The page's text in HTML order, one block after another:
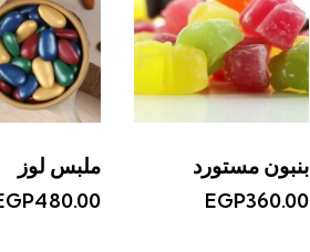
بنبون مستورد
EGP360.00
ملبس لوز
480.00